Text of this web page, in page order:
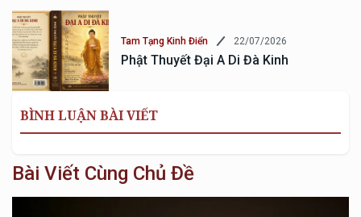
Tam Tạng Kinh Điển 22/07/2026
Phật Thuyết Đại A Di Đà Kinh
BÌNH LUẬN BÀI VIẾT
Bài Viết Cùng Chủ Đề